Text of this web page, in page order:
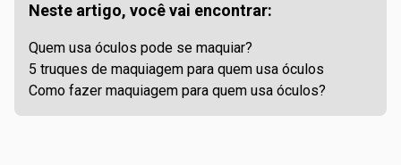
Neste artigo, você vai encontrar:
Quem usa óculos pode se maquiar?
5 truques de maquiagem para quem usa óculos
Como fazer maquiagem para quem usa óculos?